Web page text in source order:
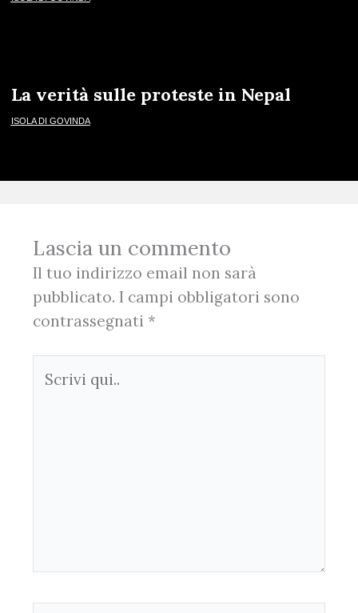
La verità sulle proteste in Nepal
ISOLA DI GOVINDA
Lascia un commento
Il tuo indirizzo email non sarà
pubblicato. I campi obbligatori sono
contrassegnati *
qui..